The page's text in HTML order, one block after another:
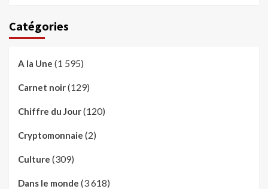
Catégories
A la Une (1 595)
Carnet noir(129)
Chiffre du Jour(120)
Cryptomonnaie (2)
Culture (309)
Dans le monde (3 618)